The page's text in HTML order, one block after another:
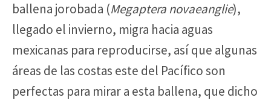
ballena jorobada (Megaptera novaeanglie),
llegado el invierno, migra hacia aguas
mexicanas para reproducirse, así que algunas
áreas de las costas este del Pacífico son
perfectas para mirar a esta ballena, que dicho